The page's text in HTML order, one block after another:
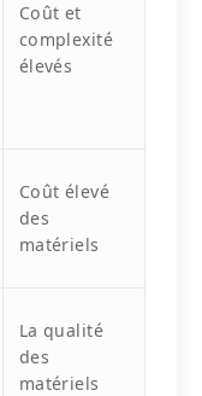
Coût et
complexité
élevés
Coût élevé
des
matériels
La qualité
des
matériels